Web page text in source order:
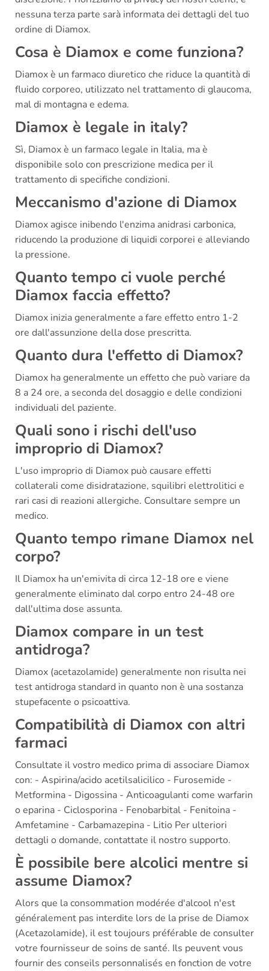
nessuna terza parte sarà informata dei dettagli del tuo
ordine di Diamox.
Cosa è Diamox e come funziona?
Diamox è un farmaco diuretico che riduce la quantità di
fluido corporeo, utilizzato nel trattamento di glaucoma,
mal di montagna e edema.
Diamox è legale in italy?
Sì, Diamox è un farmaco legale in Italia, ma è
disponibile solo con prescrizione medica per il
trattamento di specifiche condizioni.
Meccanismo d'azione di Diamox
Diamox agisce inibendo l'enzima anidrasi carbonica,
riducendo la produzione di liquidi corporei e alleviando
la pressione.
Quanto tempo ci vuole perché
Diamox faccia effetto?
Diamox inizia generalmente a fare effetto entro 1-2
ore dall'assunzione della dose prescritta.
Quanto dura l'effetto di Diamox?
Diamox ha generalmente un effetto che può variare da
8 a 24 ore, a seconda del dosaggio e delle condizioni
individuali del paziente.
Quali sono i rischi dell'uso
improprio di Diamox?
L'uso improprio di Diamox può causare effetti
collaterali come disidratazione, squilibri elettrolitici e
rari casi di reazioni allergiche. Consultare sempre un
medico.
Quanto tempo rimane Diamox nel
corpo?
Il Diamox ha un'emivita di circa 12-18 ore e viene
generalmente eliminato dal corpo entro 24-48 ore
dall'ultima dose assunta.
Diamox compare in un test
antidroga?
Diamox (acetazolamide) generalmente non risulta nei
test antidroga standard in quanto non è una sostanza
stupefacente o psicoattiva.
Compatibilità di Diamox con altri
farmaci
Consultate il vostro medico prima di associare Diamox
con: - Aspirina/acido acetilsalicilico - Furosemide -
Metformina - Digossina - Anticoagulanti come warfarin
o eparina - Ciclosporina - Fenobarbital - Fenitoina -
Amfetamine - Carbamazepina - Litio Per ulteriori
dettagli o domande, contattate il nostro supporto.
È possibile bere alcolici mentre si
assume Diamox?
Alors que la consommation modérée d'alcool n'est
généralement pas interdite lors de la prise de Diamox
(Acetazolamide), il est toujours préférable de consulter
votre fournisseur de soins de santé. Ils peuvent vous
fournir des conseils personnalisés en fonction de votre